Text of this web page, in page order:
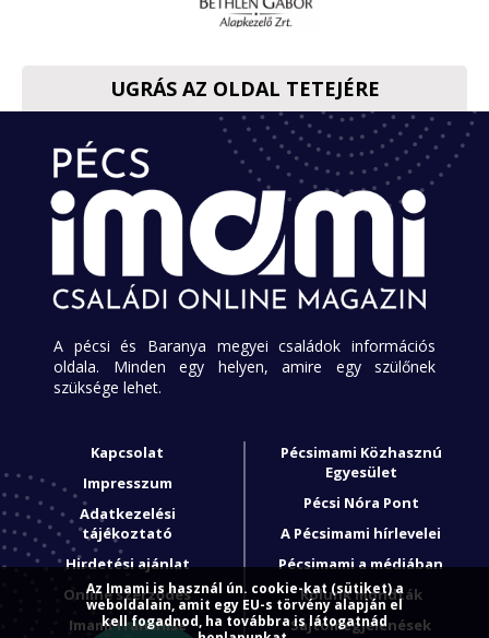
UGRÁS AZ OLDAL TETEJÉRE
A pécsi és Baranya megyei családok információs
oldala. Minden egy helyen, amire egy szülőnek
szüksége lehet.
Kapcsolat
Impresszum
Adatkezelési
tájékoztató
Hirdetési ajánlat
Online szerződés
Imami franchise
Pécsimami Közhasznú
Egyesület
Pécsi Nóra Pont
A Pécsimami hírlevelei
Pécsimami a médiában
Rólunk mondták
Sajtómegjelenések
Az Imami is használ ún. cookie-kat (sütiket) a
weboldalain, amit egy EU-s törvény alapján el
kell fogadnod, ha továbbra is látogatnád